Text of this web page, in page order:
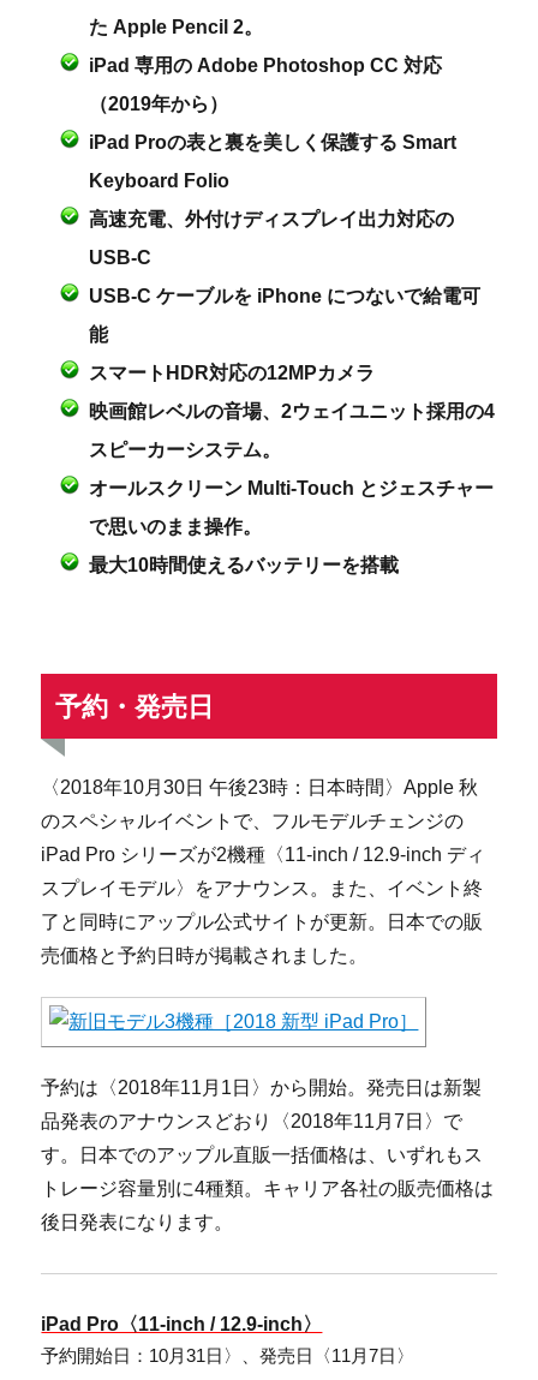
た Apple Pencil 2。
iPad 専用の Adobe Photoshop CC 対応
（2019年から）
iPad Proの表と裏を美しく保護する Smart
Keyboard Folio
高速充電、外付けディスプレイ出力対応の
USB-C
USB-C ケーブルを iPhone につないで給電可
能
スマートHDR対応の12MPカメラ
映画館レベルの音場、2ウェイユニット採用の4
スピーカーシステム。
オールスクリーン Multi-Touch とジェスチャー
で思いのまま操作。
最大10時間使えるバッテリーを搭載
予約・発売日
〈2018年10月30日 午後23時：日本時間〉Apple 秋
のスペシャルイベントで、フルモデルチェンジの
iPad Pro シリーズが2機種〈11-inch / 12.9-inch ディ
スプレイモデル〉をアナウンス。また、イベント終
了と同時にアップル公式サイトが更新。日本での販
売価格と予約日時が掲載されました。
予約は〈2018年11月1日〉から開始。発売日は新製
品発表のアナウンスどおり〈2018年11月7日〉で
す。日本でのアップル直販一括価格は、いずれもス
トレージ容量別に4種類。キャリア各社の販売価格は
後日発表になります。
iPad Pro〈11-inch / 12.9-inch〉
予約開始日：10月31日〉、発売日〈11月7日〉